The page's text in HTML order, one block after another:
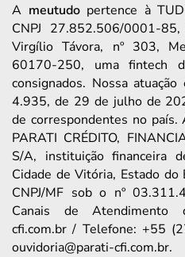
A meutudopertence à
CNPJ 27.852.506/0001-
Virgílio Távora, nº 303,
60170-250, uma fintech
consignados. Nossa
4.935, de 29 de julho de
de correspondentes no
PARATI CRÉDITO,
S/A, instituição financeira
Cidade de Vitória, Estado
CNPJ/MF sob o nº
Canais de Atendimento
cfi.com.br / Telefone: +55
ouvidoria@parati-cfi.com.br.